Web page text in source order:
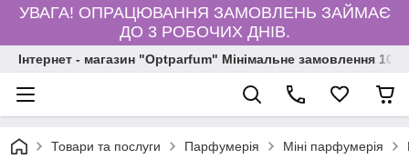
УВАГА! ОПРАЦЮВАННЯ ЗАМОВЛЕНЬ ЗАЙМАЄ
ДО 3 РОБОЧИХ ДНІВ.
Інтернет - магазин "Optparfum" Мінімальне замовлення
Товари та послуги Парфумерія Міні парфумерія